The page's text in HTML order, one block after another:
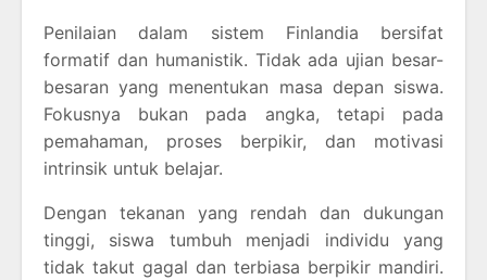
Penilaian dalam sistem Finlandia bersifat
formatif dan humanistik. Tidak ada ujian besar-
besaran yang menentukan masa depan siswa.
Fokusnya bukan pada angka, tetapi pada
pemahaman, proses berpikir, dan motivasi
intrinsik untuk belajar.
Dengan tekanan yang rendah dan dukungan
tinggi, siswa tumbuh menjadi individu yang
tidak takut gagal dan terbiasa berpikir mandiri.